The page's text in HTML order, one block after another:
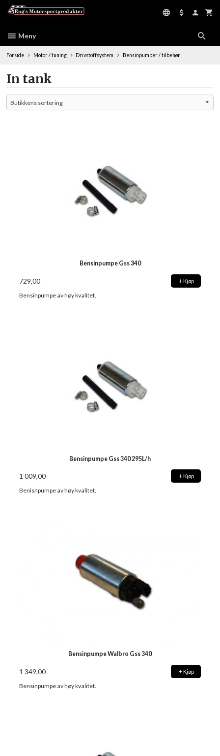
Meny
Forside Motor / tuning Drivstoffsystem Bensinpumper / tilbehør
In tank
Bensinpumpe Gss 340
729,00 Kjøp
Bensinpumpe av høy kvalitet.
Bensinpumpe Gss 340 295L/h
1 009,00 Kjøp
Benisnpumpe av høy kvalitet.
Bensinpumpe Walbro Gss 340
1 349,00 Kjøp
Bensinpumpe av høy kvalitet.